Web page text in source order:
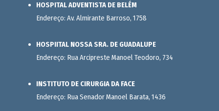
HOSPITAL ADVENTISTA DE BELÉM
Endereço: Av. Almirante Barroso, 1758
HOSPIITAL NOSSA SRA. DE GUADALUPE
Endereço: Rua Arcipreste Manoel Teodoro, 734
INSTITUTO DE CIRURGIA DA FACE
Endereço: Rua Senador Manoel Barata, 1436